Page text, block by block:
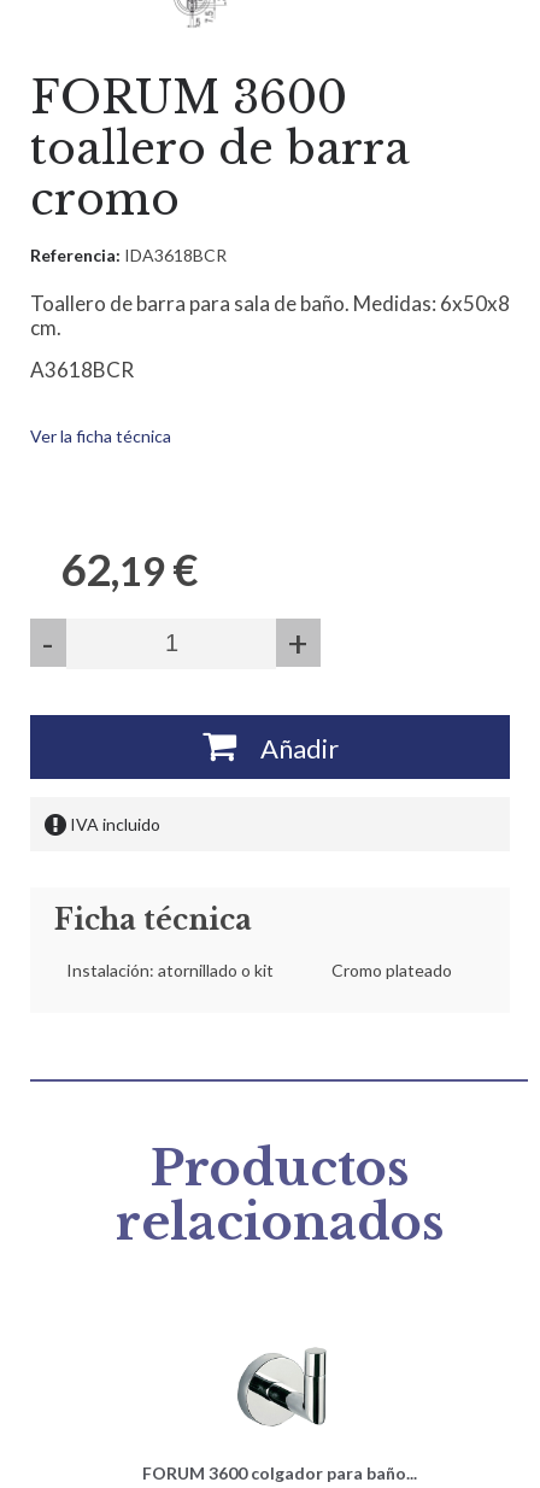
FORUM 3600
toallero de barra
cromo
Referencia: IDA3618BCR
Toallero de barra para sala de baño. Medidas: 6x50x8
cm.
A3618BCR
Ver la ficha técnica
62,19€
- +
Añadir
IVA incluido
Ficha técnica
Instalación: atornillado o kit Cromo plateado
Productos
relacionados
FORUM 3600 colgador para baño...